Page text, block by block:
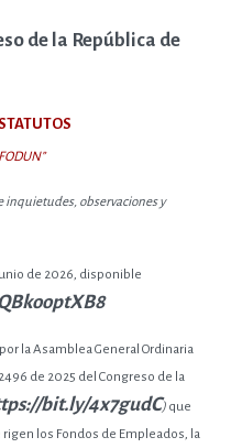
de la República de
inquietudes, observaciones y
de 2026, disponible
la Asamblea General Ordinaria
de 2025 del Congreso de la
bit.ly/4x7gudC) que
los Fondos de Empleados, la